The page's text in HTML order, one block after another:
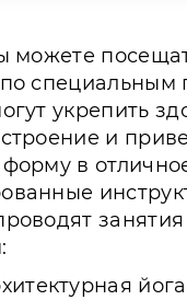
можете
специальным
укрепить
и
в